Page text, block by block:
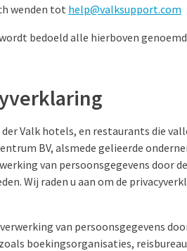
wenden tot help@valksupport.com
bedoeld alle hierboven
Valk hotels, en restaurants die
BV, alsmede gelieerde
van persoonsgegevens door
Wij raden u aan om de
van persoonsgegevens
boekingsorganisaties,